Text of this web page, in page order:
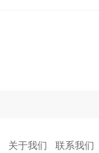
关于我们 联系我们